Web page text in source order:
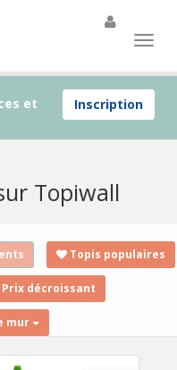
Inscription
et
Topiwall
Topis populaires
Prix décroissant
mur